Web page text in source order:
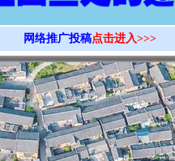
网络推广投稿点击进入>>>